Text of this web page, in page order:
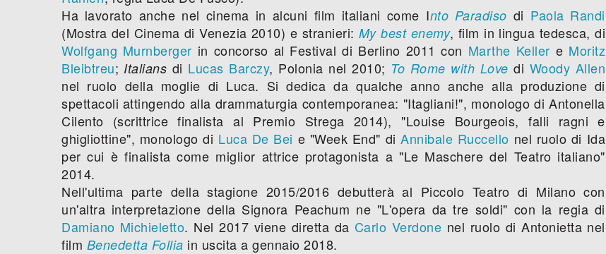
Ha lavorato anche nel cinema in alcuni film italiani come Into Paradiso di Paola Randi
(Mostra del Cinema di Venezia 2010) e stranieri: My best enemy, film in lingua tedesca, di
Wolfgang Murnberger in concorso al Festival di Berlino 2011 con Marthe Keller e Moritz
Bleibtreu; Italians di Lucas Barczy, Polonia nel 2010; To Rome with Love di Woody Allen
nel ruolo della moglie di Luca. Si dedica da qualche anno anche alla produzione di
spettacoli attingendo alla drammaturgia contemporanea: "Itagliani!", monologo di Antonella
Cilento (scrittrice finalista al Premio Strega 2014), "Louise Bourgeois, falli ragni e
ghigliottine", monologo di Luca De Bei e "Week End" diAnnibale Ruccello nel ruolo di Ida
per cui è finalista come miglior attrice protagonista a "Le Maschere del Teatro italiano"
2014.
Nell'ultima parte della stagione 2015/2016 debutterà al Piccolo Teatro di Milano con
un'altra interpretazione della Signora Peachum ne "L'opera da tre soldi" con la regia di
Damiano Michieletto. Nel 2017 viene diretta da Carlo Verdone nel ruolo di Antonietta nel
film Benedetta Follia in uscita a gennaio 2018.